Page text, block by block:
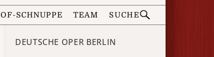
OF-SCHNUPPE TEAM SUCHE
DEUTSCHE OPER BERLIN